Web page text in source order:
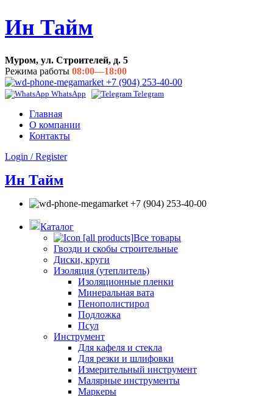
Ин Тайм
Муром, ул. Строителей, д. 5
Режима работы 08:00—18:00
+7 (904) 253-40-00
WhatsApp Telegram
Главная
О компании
Контакты
Login / Register
Ин Тайм
+7 (904) 253-40-00
Каталог
Все товары
Гвозди и скобы строительные
Диски, круги
Изоляция (утеплитель)
Изоляционные пленки
Минеральная вата
Пенополистирол
Подложка
Псул
Инструмент
Для кафеля и стекла
Для резки и шлифовки
Измерительный инструмент
Малярные инструменты
Маркеры